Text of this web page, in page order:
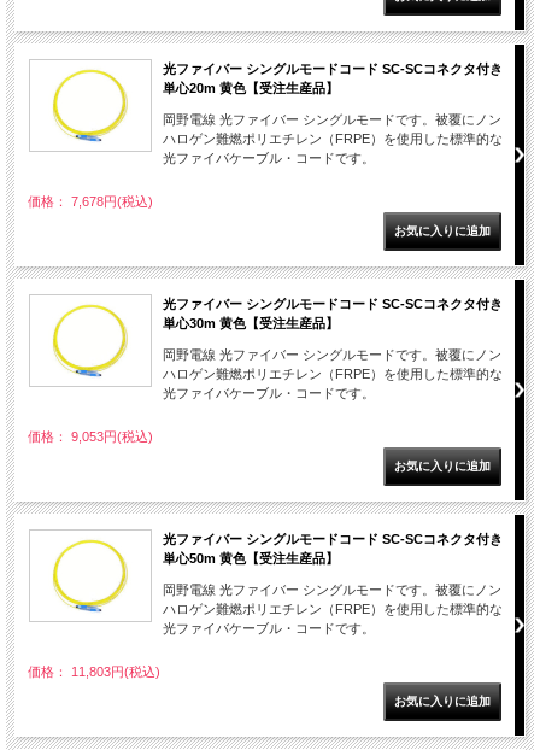
光ファイバー シングルモードコード SC-SCコネクタ付き
単心20m 黄色【受注生産品】
岡野電線 光ファイバー シングルモードです。被覆にノン
ハロゲン難燃ポリエチレン（FRPE）を使用した標準的な
光ファイバケーブル・コードです。
価格： 7,678円(税込)
光ファイバー シングルモードコード SC-SCコネクタ付き
単心30m 黄色【受注生産品】
岡野電線 光ファイバー シングルモードです。被覆にノン
ハロゲン難燃ポリエチレン（FRPE）を使用した標準的な
光ファイバケーブル・コードです。
価格： 9,053円(税込)
光ファイバー シングルモードコード SC-SCコネクタ付き
単心50m 黄色【受注生産品】
岡野電線 光ファイバー シングルモードです。被覆にノン
ハロゲン難燃ポリエチレン（FRPE）を使用した標準的な
光ファイバケーブル・コードです。
価格： 11,803円(税込)